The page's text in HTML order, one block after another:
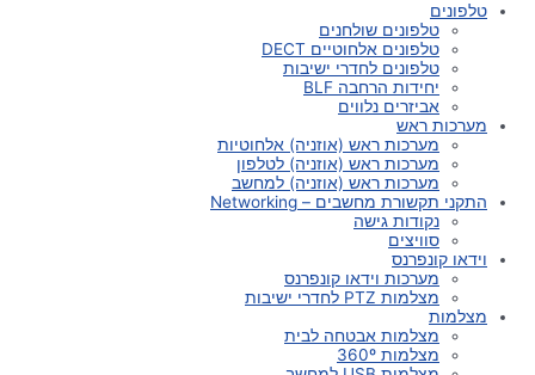
טלפונים
טלפונים שולחנים
טלפונים אלחוטיים DECT
טלפונים לחדרי ישיבות
יחידות הרחבה BLF
אביזרים נלווים
מערכות ראש
מערכות ראש (אוזניה) אלחוטיות
מערכות ראש (אוזניה) לטלפון
מערכות ראש (אוזניה) למחשב
התקני תקשורת מחשבים – Networking
נקודות גישה
סוויצים
וידאו קונפרנס
מערכות וידאו קונפרנס
מצלמות PTZ לחדרי ישיבות
מצלמות
מצלמות אבטחה לבית
מצלמות 360º